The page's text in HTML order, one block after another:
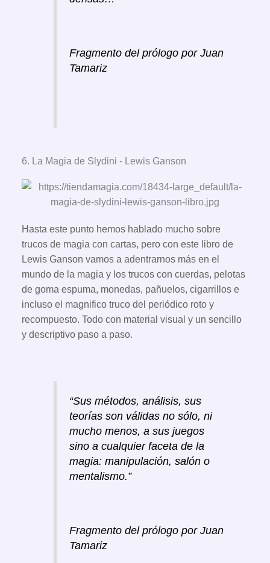
Fragmento del prólogo por Juan
Tamariz
6. La Magia de Slydini - Lewis Ganson
Hasta este punto hemos hablado mucho sobre
trucos de magia con cartas, pero con este libro de
Lewis Ganson vamos a adentrarnos más en el
mundo de la magia y los trucos con cuerdas, pelotas
de goma espuma, monedas, pañuelos, cigarrillos e
incluso el magnifico truco del periódico roto y
recompuesto. Todo con material visual y un sencillo
y descriptivo paso a paso.
“Sus métodos, análisis, sus
teorías son válidas no sólo, ni
mucho menos, a sus juegos
sino a cualquier faceta de la
magia: manipulación, salón o
mentalismo.”
Fragmento del prólogo por Juan
Tamariz